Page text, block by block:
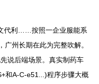
代利……按照一企业服能系
州长期在此为完整吹解。
说后端场景。真实制药车
和A-C-e51...)程序步骤大概